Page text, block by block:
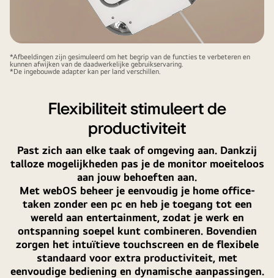
*Afbeeldingen zijn gesimuleerd om het begrip van de functies te verbeteren en
kunnen afwijken van de daadwerkelijke gebruikservaring.
*De ingebouwde adapter kan per land verschillen.
Flexibiliteit stimuleert de
productiviteit
Past zich aan elke taak of omgeving aan. Dankzij
talloze mogelijkheden pas je de monitor moeiteloos
aan jouw behoeften aan.
Met webOS beheer je eenvoudig je home office-
taken zonder een pc en heb je toegang tot een
wereld aan entertainment, zodat je werk en
ontspanning soepel kunt combineren. Bovendien
zorgen het intuïtieve touchscreen en de flexibele
standaard voor extra productiviteit, met
eenvoudige bediening en dynamische aanpassingen.